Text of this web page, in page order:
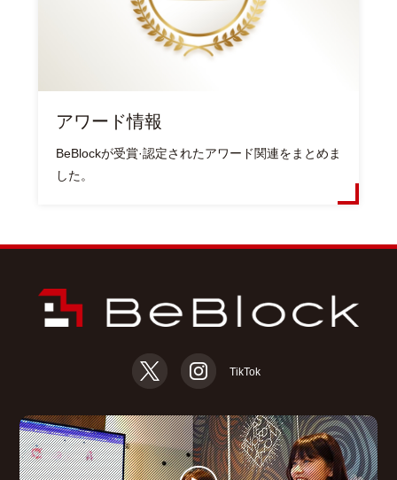
アワード情報
BeBlockが受賞·認定されたアワード関連をまとめま
した。
TikTok